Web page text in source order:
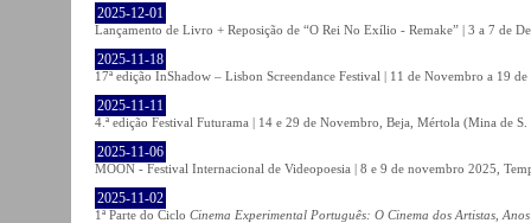
2025-12-01
Lançamento de Livro + Reposição de “O Rei No Exílio - Remake” | 3 a 7 de
2025-11-18
17ª edição InShadow – Lisbon Screendance Festival | 11 de Novembro a 19
2025-11-11
4.ª edição Festival Futurama | 14 e 29 de Novembro, Beja, Mértola (Mina de
2025-11-06
MOON - Festival Internacional de Videopoesia | 8 e 9 de novembro 2025,
2025-11-02
1ª Parte do Ciclo Cinema Experimental Português: O Cinema dos Artistas,